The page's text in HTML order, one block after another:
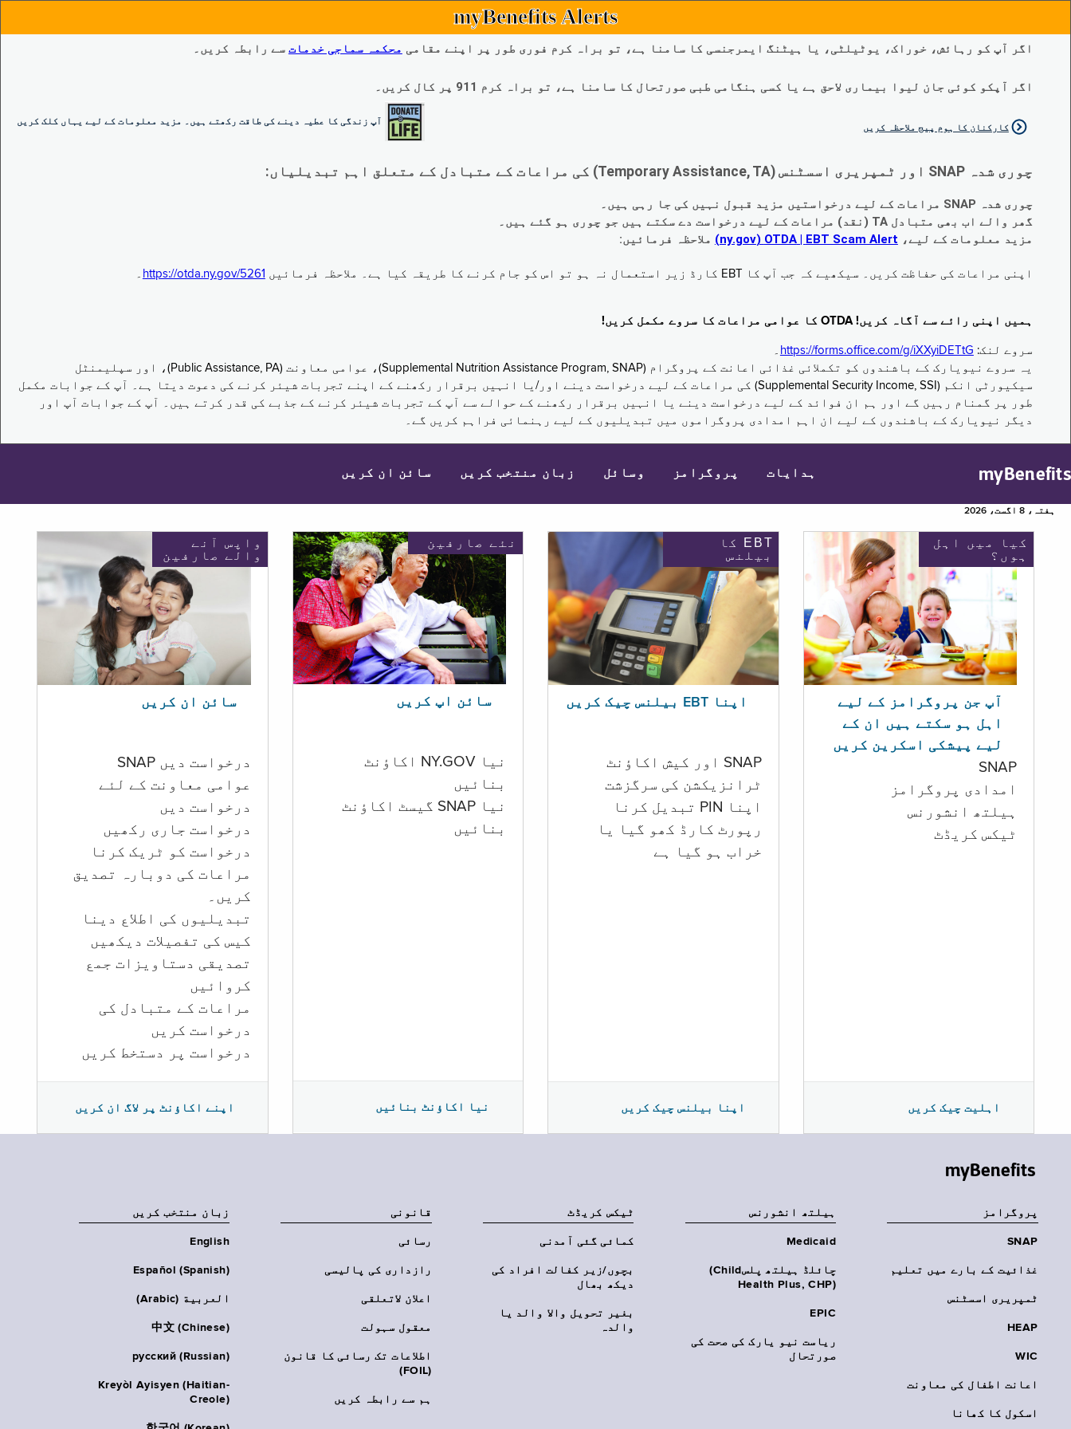
myBenefits Alerts
اگر آپ کو رہائش، خوراک، یوٹیلٹی، یا ہیٹنگ ایمرجنسی کا سامنا ہے، تو براہ کرم فوری طور پر اپنے مقامی محکمہ سماجی خدمات سے رابطہ کریں۔
اگر آپکو کوئی جان لیوا بیماری لاحق ہے یا کسی ہنگامی طبی صورتحال کا سامنا ہے، تو براہ کرم 911 پر کال کریں۔
آپ زندگی کا عطیہ دینے کی طاقت رکھتے ہیں۔ مزید معلومات کے لیے یہاں کلک کریں
کارکنان کا ہوم پیج ملاحظہ کریں
چوری شدہ SNAP اور ٹمپریری اسسٹنس (Temporary Assistance, TA) کی مراعات کے متبادل کے متعلق اہم تبدیلیاں:
چوری شدہ SNAP مراعات کے لیے درخواستیں مزید قبول نہیں کی جا رہی ہیں۔
گھر والے اب بھی متبادل TA (نقد) مراعات کے لیے درخواست دے سکتے ہیں جو چوری ہو گئے ہیں۔
مزید معلومات کے لیے، EBT Scam Alert ‏| OTDA ‏(ny.gov) ملاحظہ فرمائیں:
اپنی مراعات کی حفاظت کریں۔ سیکھیے کہ جب آپ کا EBT کارڈ زیر استعمال نہ ہو تو اس کو جام کرنے کا طریقہ کیا ہے۔ ملاحظہ فرمائیں https://otda.ny.gov/5261 ۔
ہمیں اپنی رائے سے آگاہ کریں! OTDA کا عوامی مراعات کا سروے مکمل کریں!
سروے لنک: https://forms.office.com/g/iXXyiDETtG ۔
یہ سروے نیویارک کے باشندوں کو تکملائی غذائی اعانت کے پروگرام (Supplemental Nutrition Assistance Program, SNAP)، عوامی معاونت (Public Assistance, PA)، اور سپلیمنٹل
سیکیورٹی انکم (Supplemental Security Income, SSI) کی مراعات کے لیے درخواست دینے اور/یا انہیں برقرار رکھنے کے اپنے تجربات شیئر کرنے کی دعوت دیتا ہے۔ آپ کے جوابات مکمل
طور پر گمنام رہیں گے اور ہم ان فوائد کے لیے درخواست دینے یا انہیں برقرار رکھنے کے حوالے سے آپ کے تجربات شیئر کرنے کے جذبے کی قدر کرتے ہیں۔ آپ کے جوابات آپ اور
دیگر نیویارک کے باشندوں کے لیے ان اہم امدادی پروگراموں میں تبدیلیوں کے لیے رہنمائی فراہم کریں گے۔
myBenefits ہدایات پروگرامز وسائل زبان منتخب کریں سائن ان کریں
ہفتہ، 8 اگست، 2026
واپس آنے
والے صارفین
سائن ان کریں
درخواست دیں SNAP
عوامی معاونت کے لئے
درخواست دیں
درخواست جاری رکھیں
درخواست کو ٹریک کرنا
مراعات کی دوبارہ تصدیق
کریں۔
تبدیلیوں کی اطلاع دینا
کیس کی تفصیلات دیکھیں
تصدیقی دستاویزات جمع
کروائیں
مراعات کے متبادل کی
درخواست کریں
درخواست پر دستخط کریں
اپنے اکاؤنٹ پر لاگ ان کریں
نئے صارفین
سائن اپ کریں
نیا NY.GOV اکاؤنٹ
بنائیں
نیا SNAP گیسٹ اکاؤنٹ
بنائیں
نیا اکاؤنٹ بنائیں
EBT کا
بیلنس
اپنا EBT بیلنس چیک کریں
SNAP اور کیش اکاؤنٹ
ٹرانزیکشن کی سرگزشت
اپنا PIN تبدیل کرنا
رپورٹ کارڈ کھو گیا یا
خراب ہو گيا ہے
اپنا بیلنس چیک کریں
کیا میں اہل
ہوں؟
آپ جن پروگرامز کے لیے
اہل ہو سکتے ہیں ان کے
لیے پیشکی اسکرین کریں
SNAP
امدادی پروگرامز
‏ہیلتھ انشورنس
ٹیکس کریڈٹ
اہلیت چیک کریں
myBenefits
پروگرامز
SNAP
غذائیت کے بارے میں تعلیم
ٹمپریری اسسٹنس
HEAP
WIC
اعانت اطفال کی معاونت
اسکول کا کھانا
‏ہیلتھ انشورنس
Medicaid
چائلڈ ہیلتھ پلس‎(Child
Health Plus, CHP)‎
EPIC
ریاست نیو یارک کی صحت کی
صورتحال
ٹیکس کریڈٹ
کمائی گئی آمدنی
بچوں/زیر کفالت افراد کی
دیکھ بھال
بغیر تحویل والا والد یا
والدہ
قانونی
رسائی
رازداری کی پالیسی
اعلان لاتعلقی
معقول سہولت
اطلاعات تک رسائی کا قانون
(FOIL)
ہم سے رابطہ کریں
زبان منتخب کریں
English
Español (Spanish)
العربية (Arabic)
中文 (Chinese)
русский (Russian)
Kreyòl Ayisyen (Haitian-
Creole)